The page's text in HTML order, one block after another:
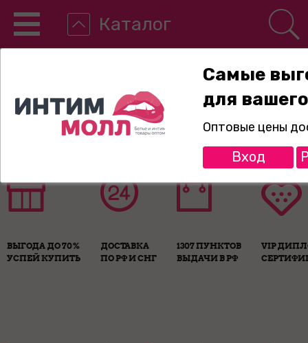
Каталог
8-800-775-89-65
ВЫГОДА ДО 70%
УСПЕЙ КУПИТЬ
ДОСТАВКА
ПО РФ И СНГ
1307 ПУНКТОВ
ВЫДАЧИ В РФ
VIP
Самые
для
Оптовые цены
Вход